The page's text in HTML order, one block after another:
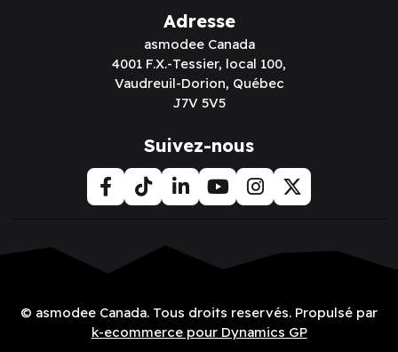
Adresse
asmodee Canada
4001 F.X.-Tessier, local 100,
Vaudreuil-Dorion, Québec
J7V 5V5
Suivez-nous
© asmodee Canada. Tous droits reservés. Propulsé par
k-ecommerce pour Dynamics GP